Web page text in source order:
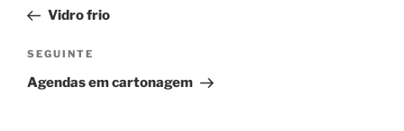
artigos
anterior
Vidro frio
Conteúdo
seguinte
SEGUINTE
Agendas em cartonagem